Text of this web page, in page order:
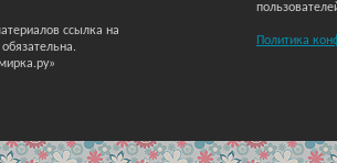
ссылка на
Политика